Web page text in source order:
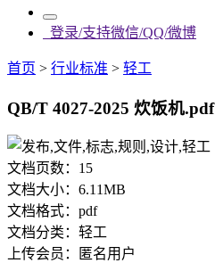
登录/支持微信/QQ/微博
首页 > 行业标准 > 轻工
QB/T 4027-2025 炊饭机.pdf
文档页数： 15
文档大小： 6.11MB
文档格式： pdf
文档分类： 轻工
上传会员：
匿名用户